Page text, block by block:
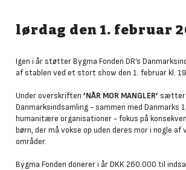
lørdag den 1. februar
Igen i år støtter Bygma Fonden DR’s
af stablen ved et stort show den 1. februar kl.
Under overskriften ’NÅR MOR MANGLER’ sætter
Danmarksindsamling - sammen med Danmarks
humanitære organisationer - fokus på
børn, der må vokse op uden deres mor i nogle
områder.
Bygma Fonden donerer i år DKK 260.000 til